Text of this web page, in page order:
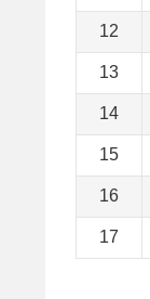
12
13
14
15
16
17